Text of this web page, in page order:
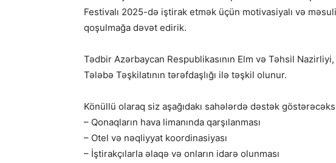
Festivalı 2025-də iştirak etmək üçün motivasiyalı və
qoşulmağa dəvət edirik.
Tədbir Azərbaycan Respublikasının Elm və Təhsil
Tələbə Təşkilatının tərəfdaşlığı ilə təşkil olunur.
Könüllü olaraq siz aşağıdakı sahələrdə dəstək
– Qonaqların hava limanında qarşılanması
– Otel və nəqliyyat koordinasiyası
– İştirakçılarla əlaqə və onların idarə olunması